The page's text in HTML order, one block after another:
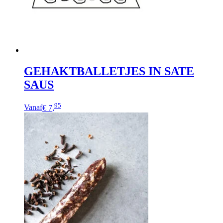
op
GEHAKTBALLETJES IN SATE
SAUS
Vanaf€ 7,95